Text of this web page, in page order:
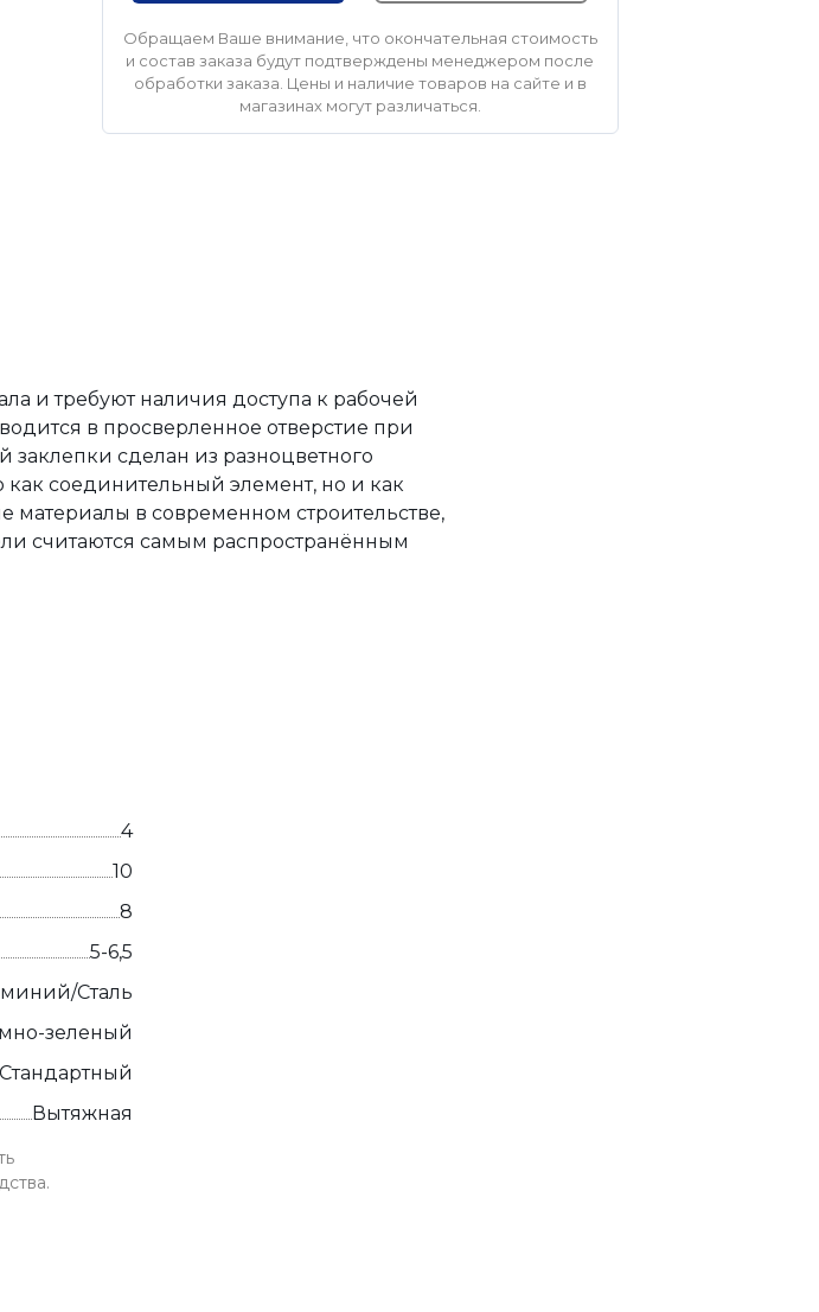
Обращаем Ваше внимание, что окончательная стоимость
и состав заказа будут подтверждены менеджером после
обработки заказа. Цены и наличие товаров на сайте и в
магазинах могут различаться.
и требуют наличия доступа к рабочей
в просверленное отверстие при
сделан из разноцветного
соединительный элемент, но и как
материалы в современном строительстве,
считаются самым распространённым
4
10
8
5-6,5
Сталь
зеленый
Стандартный
Вытяжная